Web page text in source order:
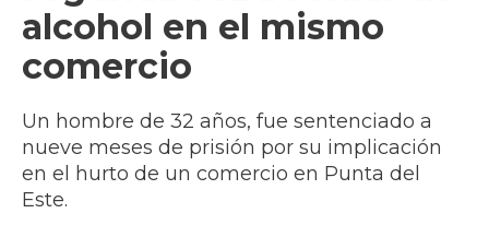
alcohol en el mismo
comercio
Un hombre de 32 años, fue sentenciado a
nueve meses de prisión por su implicación
en el hurto de un comercio en Punta del
Este.